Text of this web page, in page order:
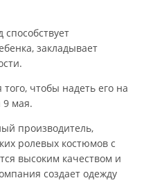
закладывает
чтобы надеть его на
9 мая.
производитель,
ролевых костюмов с
высоким качеством и
создает одежду